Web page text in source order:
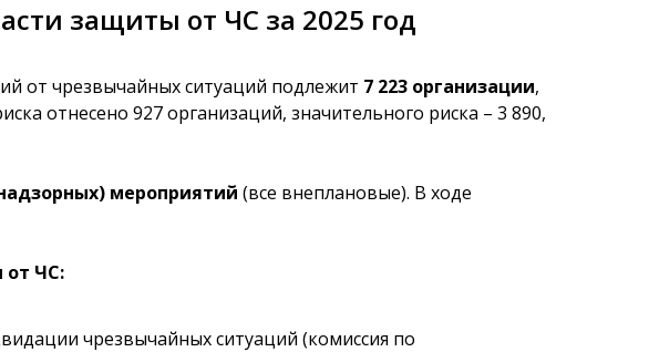
защиты от ЧС за 2025 год
от чрезвычайных ситуаций подлежит 7 223 организации,
отнесено 927 организаций, значительного риска – 3 890,
мероприятий (все внеплановые). В ходе
от ЧС:
чрезвычайных ситуаций (комиссия по